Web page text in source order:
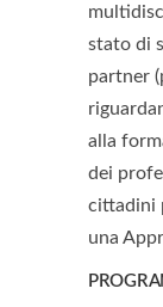
stato di
partner
alla
dei
cittadini
una